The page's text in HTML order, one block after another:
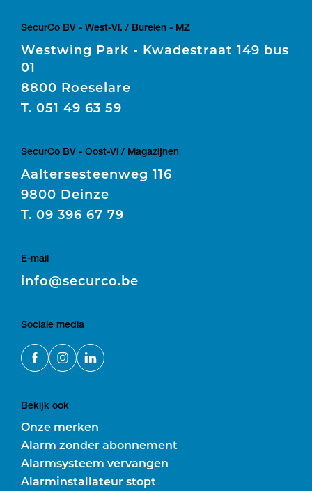
SecurCo BV - West-Vl. / Burelen - MZ
Westwing Park - Kwadestraat 149 bus
01
8800 Roeselare
T. 051 49 63 59
SecurCo BV - Oost-Vl / Magazijnen
Aaltersesteenweg 116
9800 Deinze
T. 09 396 67 79
E-mail
E
info@securco.be
Sociale media
Bekijk ook
Onze merken
Alarm zonder abonnement
Alarmsysteem vervangen
Alarminstallateur stopt